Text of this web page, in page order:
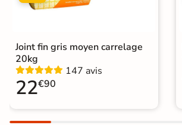
Plancher
Conditionnement Boite
Choix
Joint fin gris moyen carrelage
20kg
147 avis
22€90